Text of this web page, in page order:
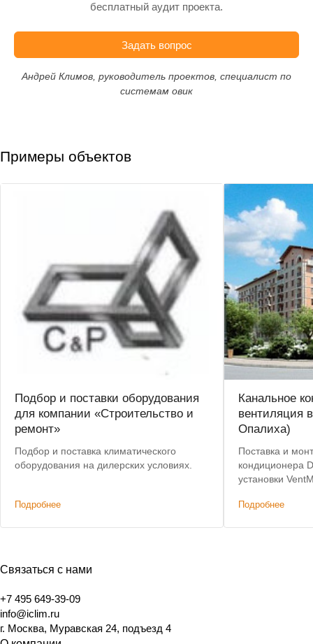
бесплатный аудит проекта.
Задать вопрос
Андрей Климов, руководитель проектов, специалист по
системам овик
Примеры объектов
Подбор и поставки оборудования
для компании «Строительство и
ремонт»
Подбор и поставка климатического
оборудования на дилерских условиях.
Подробнее
Канальное
вентиляция
Опалиха)
Поставка и
кондиционера
установки
Подробнее
Связаться с нами
+7 495 649-39-09
info@iclim.ru
г. Москва, Муравская 24, подъезд 4